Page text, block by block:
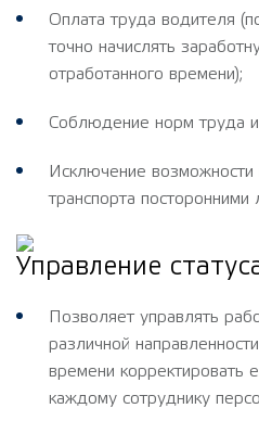
Оплата труда водителя
точно начислять
отработанного времени);
Соблюдение норм труда
Исключение возможности
транспорта посторонними
Управление
Позволяет управлять
различной
времени корректировать
каждому сотруднику